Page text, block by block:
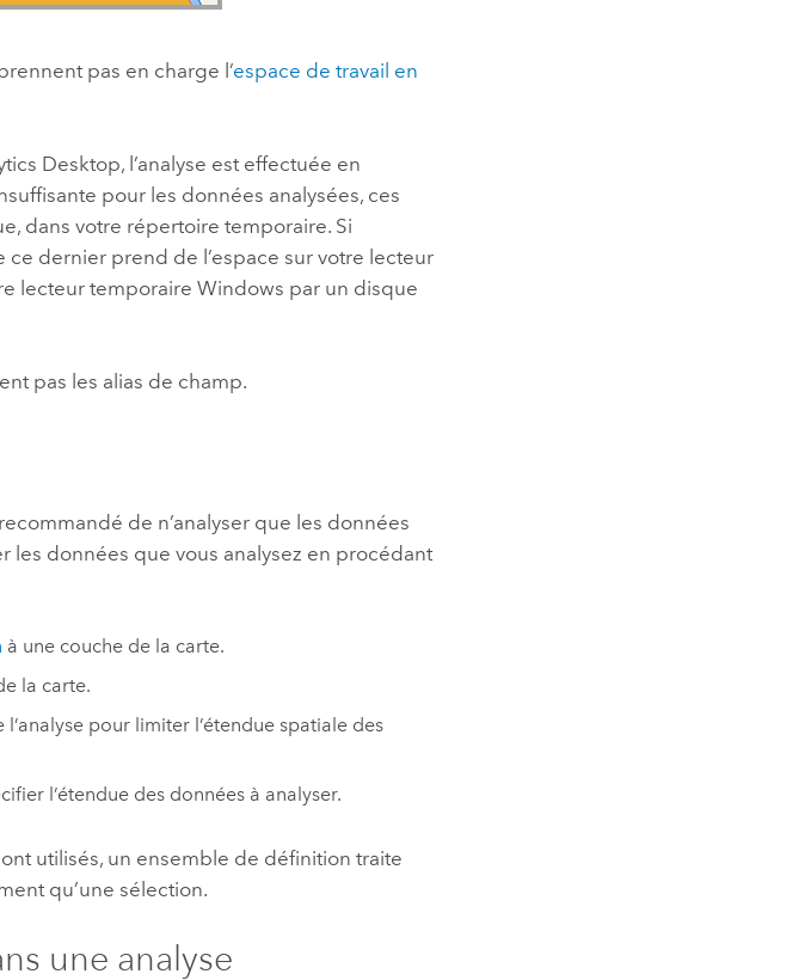
pas en charge l’espace de travail en
Desktop, l’analyse est effectuée en
pour les données analysées, ces
dans votre répertoire temporaire. Si
ce dernier prend de l’espace sur votre lecteur
lecteur temporaireWindows par un disque
pas les alias de champ.
de n’analyser que les données
les données que vous analysez en procédant
à une couche de la carte.
la carte.
pour limiter l’étendue spatiale des
l’étendue des données à analyser.
utilisés, un ensemble de définition traite
qu’une sélection.
une analyse